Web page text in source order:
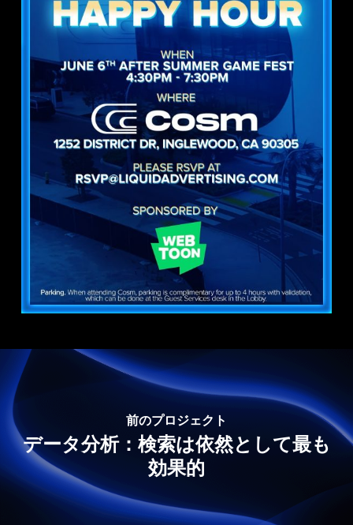
前のプロジェクト
データ分析：検索は依然として最も
効果的